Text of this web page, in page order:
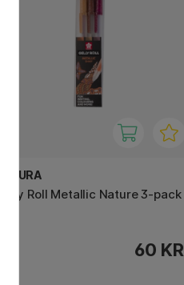
SAKURA
Gelly Roll Metallic Nature 3-pack
60 KR